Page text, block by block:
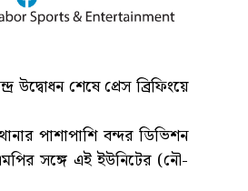
উদ্বোধন শেষে প্রেস ব্রিফিংয়ে
পাশাপাশি বন্দর ডিভিশন
সঙ্গে এই ইউনিটের (নৌ-